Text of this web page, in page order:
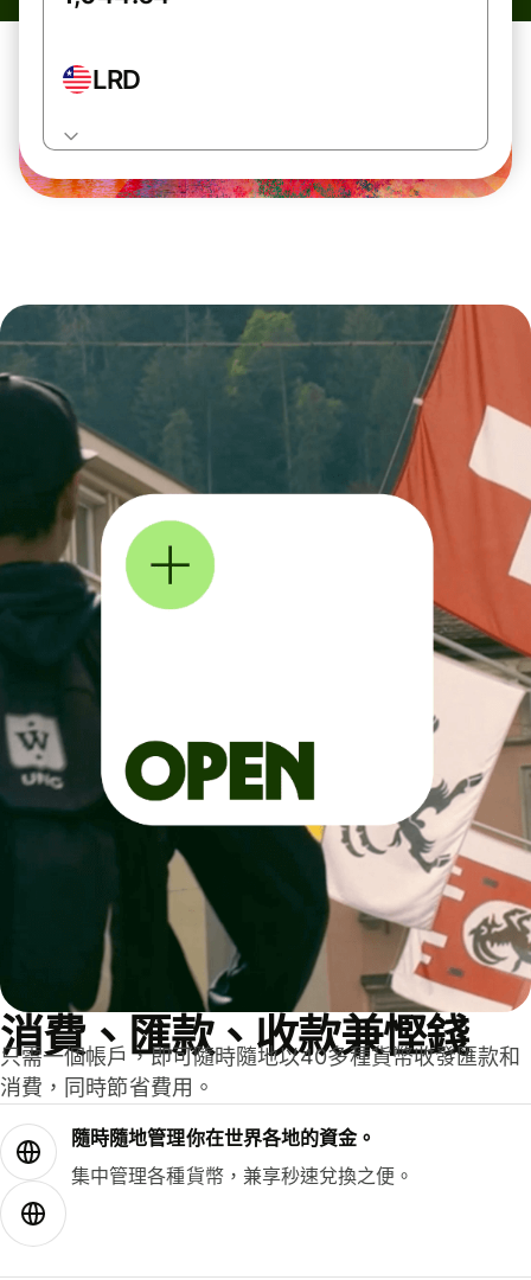
LRD
消費、匯款、收款兼慳錢
只需一個帳戶，即可隨時隨地以40多種貨幣收發匯款和
消費，同時節省費用。
隨時隨地管理你在世界各地的資金。
集中管理各種貨幣，兼享秒速兌換之便。